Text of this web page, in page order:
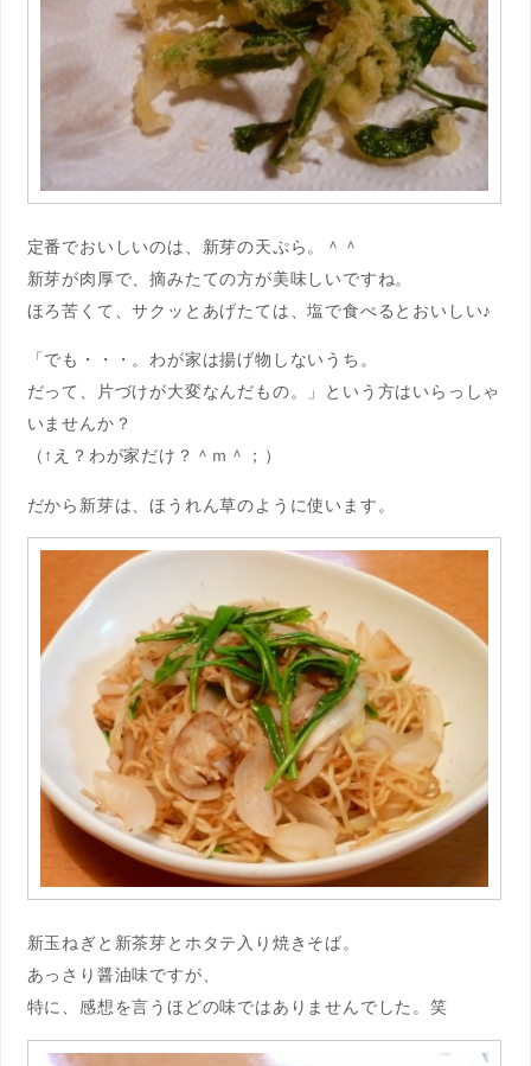
定番でおいしいのは、新芽の天ぷら。＾＾
新芽が肉厚で、摘みたての方が美味しいですね。
ほろ苦くて、サクッとあげたては、塩で食べるとおいしい♪
「でも・・・。わが家は揚げ物しないうち。
だって、片づけが大変なんだもの。」という方はいらっしゃ
いませんか？
（↑え？わが家だけ？＾ｍ＾；）
だから新芽は、ほうれん草のように使います。
新玉ねぎと新茶芽とホタテ入り焼きそば。
あっさり醤油味ですが、
特に、感想を言うほどの味ではありませんでした。笑